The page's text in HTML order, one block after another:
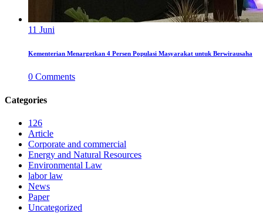
11 Juni
Kementerian Menargetkan 4 Persen Populasi Masyarakat untuk Berwirausaha
0 Comments
Categories
126
Article
Corporate and commercial
Energy and Natural Resources
Environmental Law
labor law
News
Paper
Uncategorized